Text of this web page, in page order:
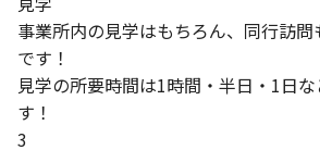
事業所内の見学はもちろん、同行訪
です！
見学の所要時間は1時間・半日・1日
す！
3